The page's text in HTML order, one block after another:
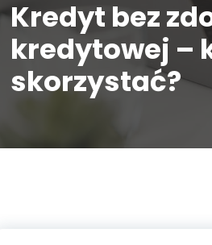
Kredyt bez
kredytowej –
skorzystać?